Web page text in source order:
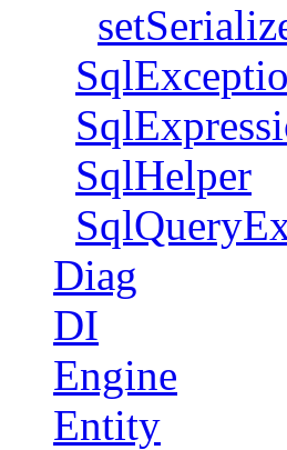
SqlHelper
Diag
DI
Engine
Entity